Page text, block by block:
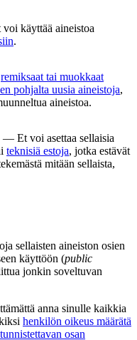
käyttää aineistoa
.
remiksaat tai muokkaat
pohjalta uusia aineistoja,
aineistoa.
— Et voi asettaa sellaisia
teknisiä estoja, jotka estävät
mitään sellaista,
sellaisten aineiston osien
käyttöön (public
jonkin soveltuvan
anna sinulle kaikkia
henkilön oikeus määrätä
osan